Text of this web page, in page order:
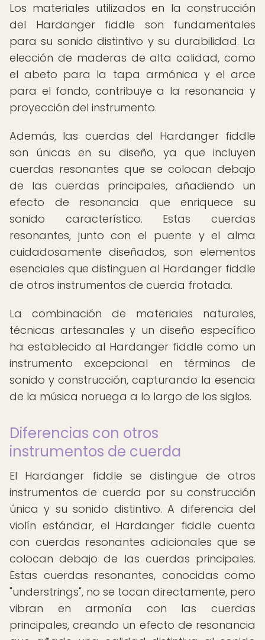
Los materiales utilizados en la construcción
del Hardanger fiddle son fundamentales
para su sonido distintivo y su durabilidad. La
elección de maderas de alta calidad, como
el abeto para la tapa armónica y el arce
para el fondo, contribuye a la resonancia y
proyección del instrumento.
Además, las cuerdas del Hardanger fiddle
son únicas en su diseño, ya que incluyen
cuerdas resonantes que se colocan debajo
de las cuerdas principales, añadiendo un
efecto de resonancia que enriquece su
sonido característico. Estas cuerdas
resonantes, junto con el puente y el alma
cuidadosamente diseñados, son elementos
esenciales que distinguen al Hardanger fiddle
de otros instrumentos de cuerda frotada.
La combinación de materiales naturales,
técnicas artesanales y un diseño específico
ha establecido al Hardanger fiddle como un
instrumento excepcional en términos de
sonido y construcción, capturando la esencia
de la música noruega a lo largo de los siglos.
Diferencias con otros
instrumentos de cuerda
El Hardanger fiddle se distingue de otros
instrumentos de cuerda por su construcción
única y su sonido distintivo. A diferencia del
violín estándar, el Hardanger fiddle cuenta
con cuerdas resonantes adicionales que se
colocan debajo de las cuerdas principales.
Estas cuerdas resonantes, conocidas como
"understrings", no se tocan directamente, pero
vibran en armonía con las cuerdas
principales, creando un efecto de resonancia